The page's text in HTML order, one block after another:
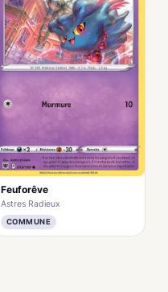
Feuforêve
Astres Radieux
COMMUNE